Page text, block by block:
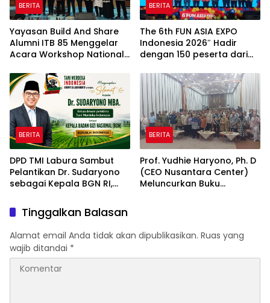
BERITA
Yayasan Build And Share
Alumni ITB 85 Menggelar
Acara Workshop National
2026 & Dibuka Resmi
Pramono Anung (Gubernur
DKI Jakarta)
BERITA
The 6th FUN ASIA EXPO
Indonesia 2026″ Hadir
dengan 150 peserta dari
Industri Taman Rekreasi
dan Ekosistem Pariwisata
di Tanah Air
BERITA
DPD TMI Labura Sambut
Pelantikan Dr. Sudaryono
sebagai Kepala BGN RI,
Ketahanan Pangan dan
Gizi Nasional
BERITA
Prof. Yudhie Haryono, Ph. D
(CEO Nusantara Center)
Meluncurkan Buku
Simposium Nasional
bertema “Urgensi Undang-
Tinggalkan Balasan
Alamat email Anda tidak akan dipublikasikan. Ruas yang
wajib ditandai *